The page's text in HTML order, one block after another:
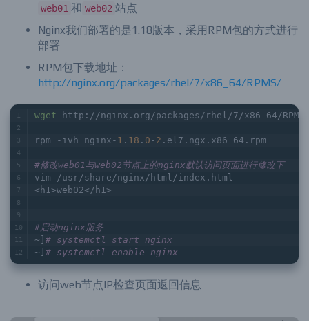
web01 和 web02 站点
Nginx我们部署的是1.18版本，采用RPM包的方式进行
部署
RPM包下载地址：
http://nginx.org/packages/rhel/7/x86_64/RPMS/
wget http://nginx.org/packages/rhel/7/x86_64/
rpm -ivh nginx- 1 . 18 . 0 - 2 .el7.ngx.x86_64.rpm
#修改web01与web02节点上的nginx默认访问页面进行修改下
vim /usr/share/nginx/html/index.html
<h1>web02</h1>
#启动nginx服务
~] # systemctl start nginx
~] # systemctl enable nginx
访问web节点IP检查页面返回信息